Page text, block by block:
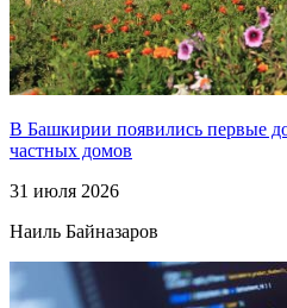
В Башкирии появились первые
частных домов
31 июля 2026
Наиль Байназаров